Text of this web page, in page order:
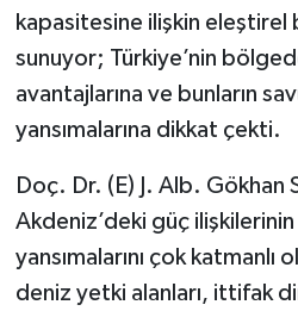
kapasitesine ilişkin eleştirel
sunuyor; Türkiye’nin
avantajlarına ve bunların
yansımalarına dikkat çekti.
Doç. Dr. (E) J. Alb. Gökhan
Akdeniz’deki güç
yansımalarını çok
deniz yetki alanları, ittifak